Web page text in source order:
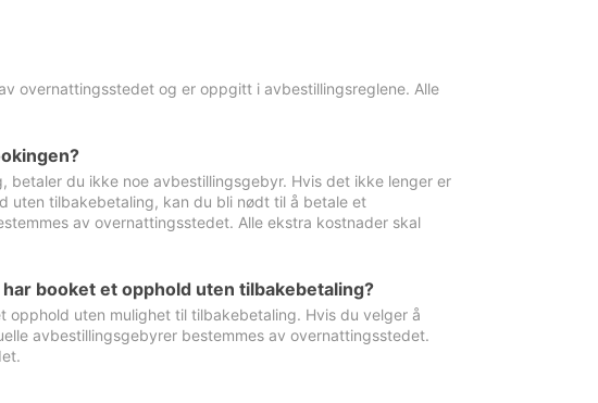
overnattingsstedet og er oppgitt i avbestillingsreglene. Alle
du ikke noe avbestillingsgebyr. Hvis det ikke lenger er
uten tilbakebetaling, kan du bli nødt til å betale et
av overnattingsstedet. Alle ekstra kostnader skal
booket et opphold uten tilbakebetaling?
uten mulighet til tilbakebetaling. Hvis du velger å
avbestillingsgebyrer bestemmes av overnattingsstedet.